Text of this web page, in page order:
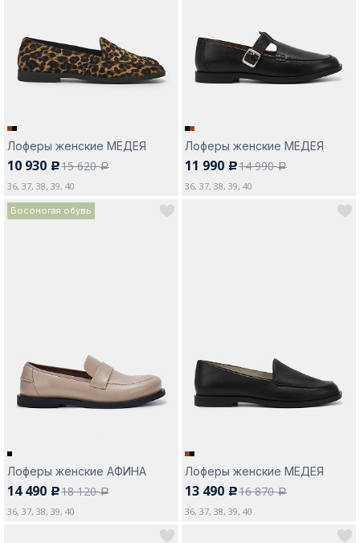
Лоферы женские МЕДЕЯ
10 930 c15 620a
36, 37, 38, 39, 40
Лоферы женские МЕДЕЯ
11 990 c14 990a
36, 37, 38, 39, 40
Босоногая обувь
Лоферы женские АФИНА
14 490 c18 120a
36, 37, 38, 39, 40
Лоферы женские МЕДЕЯ
13 490 c16 870a
36, 37, 38, 39, 40